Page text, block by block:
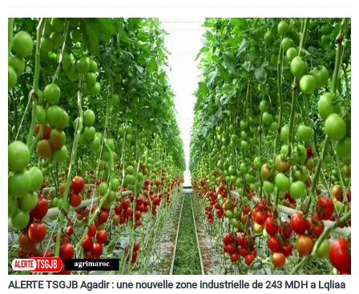
Evenements
Contact
ALERTE TSGJB Agadir : une nouvelle zone industrielle de 243 MDH a Lqliaa